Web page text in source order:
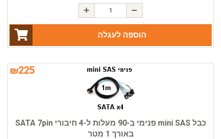
הוספה לעגלה
₪225
כבל mini SAS פנימי ב-90 מעלות ל-4 חיבורי SATA 7pin
באורך 1 מטר